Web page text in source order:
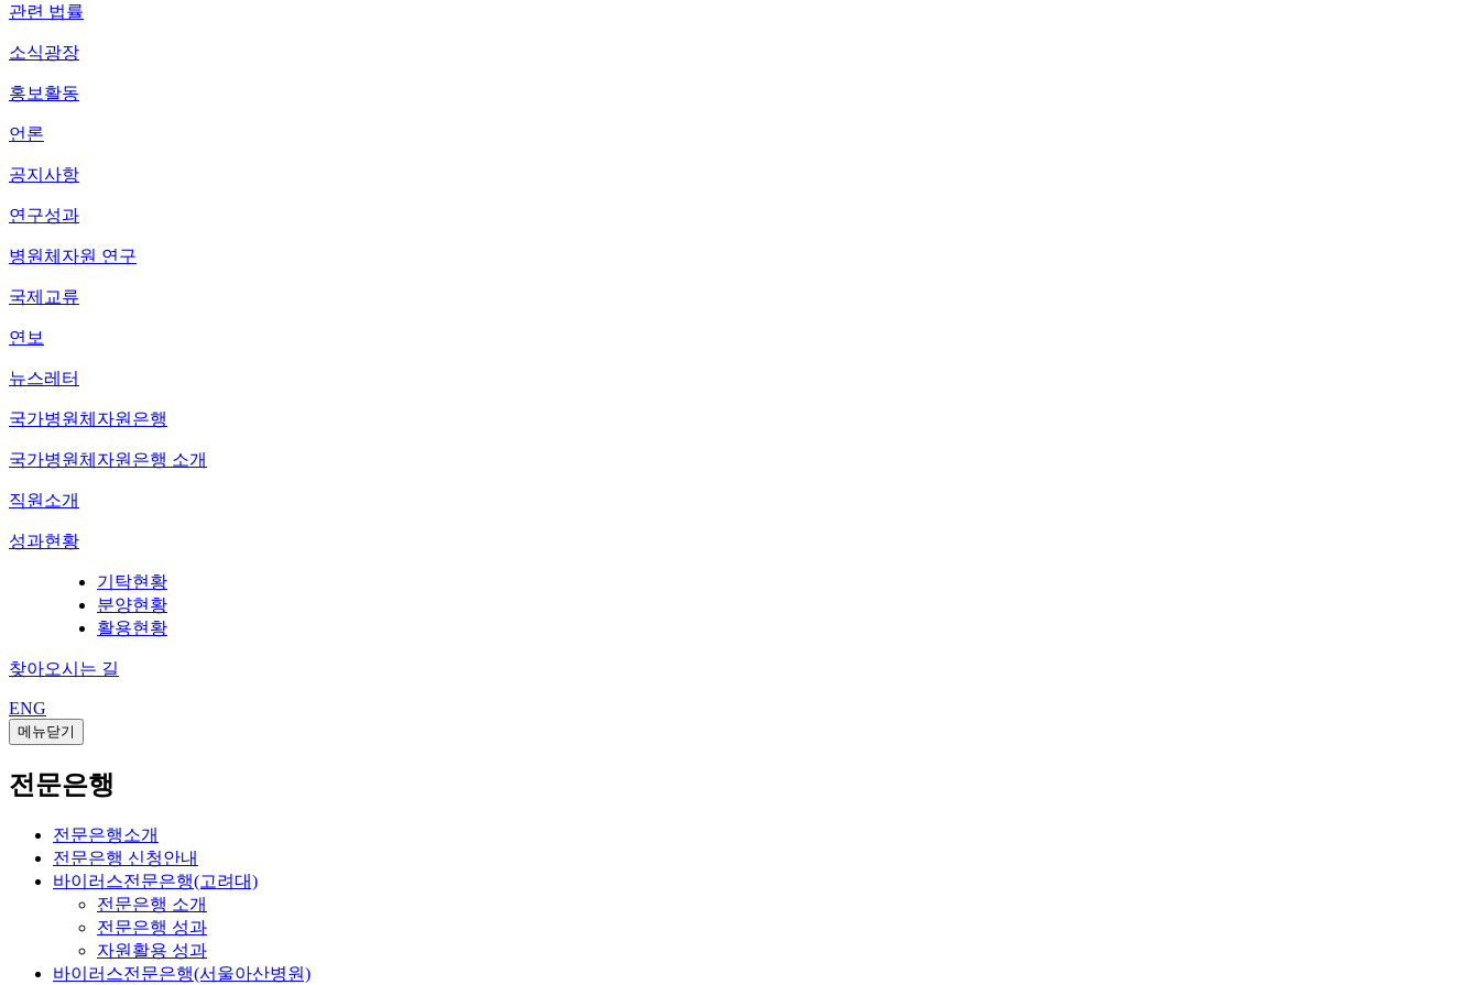
관련 법률
소식광장
홍보활동
언론
공지사항
연구성과
병원체자원 연구
국제교류
연보
뉴스레터
국가병원체자원은행
국가병원체자원은행 소개
직원소개
성과현황
기탁현황
분양현황
활용현황
찾아오시는 길
ENG
메뉴닫기
전문은행
전문은행소개
전문은행 신청안내
바이러스전문은행(고려대)
전문은행 소개
전문은행 성과
자원활용 성과
바이러스전문은행(서울아산병원)